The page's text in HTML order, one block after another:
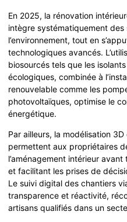
En 2025, la rénovation
intègre systématiquement
l’environnement, tout en
technologiques avancés.
biosourcés tels que les
écologiques, combinée à
renouvelable comme les
photovoltaïques, optimise le
énergétique.
Par ailleurs, la modélisation
permettent aux propriétaires
l’aménagement intérieur
et facilitant les prises de
Le suivi digital des chantiers
transparence et réactivité,
artisans qualifiés dans un